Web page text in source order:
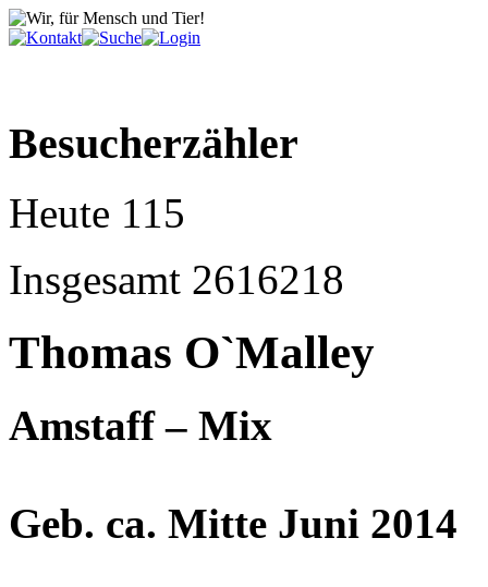
Besucherzähler
Heute 115
Insgesamt 2616218
Thomas O`Malley
Amstaff – Mix
Geb. ca. Mitte Juni 2014